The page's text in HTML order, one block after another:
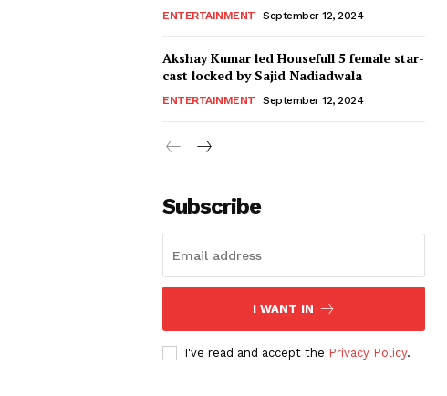
ENTERTAINMENT September 12, 2024
Akshay Kumar led Housefull 5 female star-
cast locked by Sajid Nadiadwala
ENTERTAINMENT September 12, 2024
Subscribe
I WANT IN
I've read and accept the Privacy Policy.